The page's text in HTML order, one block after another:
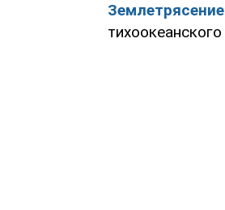
Землетрясение